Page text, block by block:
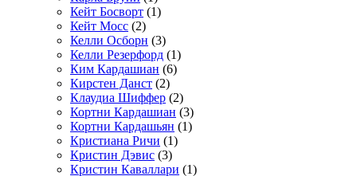
Кейт Босворт (1)
Кейт Мосс (2)
Келли Осборн (3)
Келли Резерфорд (1)
Ким Кардашиан (6)
Кирстен Данст (2)
Клаудиа Шиффер (2)
Кортни Кардашиан (3)
Кортни Кардашьян (1)
Кристиана Ричи (1)
Кристин Дэвис (3)
Кристин Каваллари (1)